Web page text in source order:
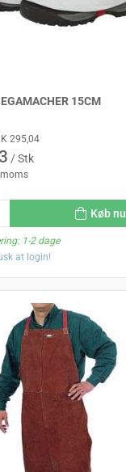
15CM
295,04
/ Stk
Køb nu
1-2 dage
at login!